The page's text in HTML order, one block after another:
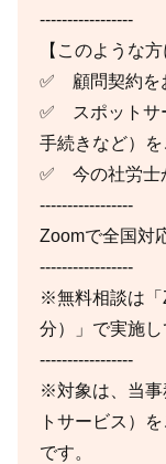
-----------------
【このような
✅ 顧問契約を
✅ スポットサ
手続きなど）
✅ 今の社労士
-----------------
Zoomで全国対
-----------------
※無料相談は「
分）」で実施し
-----------------
※対象は、当事
トサービス）
です。